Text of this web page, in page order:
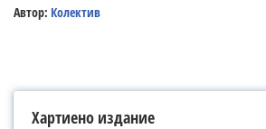
Автор: Колектив
Хартиено издание